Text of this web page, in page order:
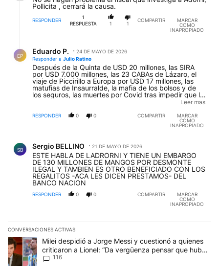
Pollicita , cerrará la causa.
RESPONDER
1
RESPUESTA
1 1
COMPARTIR
MARCAR
COMO
INAPROPIADO
EP
Eduardo P.
24 DE MAYO DE 2026
Responder a Julio Ratino
Después de la Quinta de U$D 20 millones, las SIRA
por U$D 7.000 millones, las 23 CABAs de Lázaro, el
viaje de Piccirillo a Europa por U$D 17 millones, las
matufias de Insaurralde, la mafia de los bolsos y de
los seguros, las muertes por Covid tras impedir que la
vacuna Pfizer se aplicara de inmediato... perseguir a
Distrae.-
EDITADO
Leer mas
RESPONDER 0 0 COMPARTIR
MARCAR
COMO
INAPROPIADO
SB Sergio BELLINO 21 DE MAYO DE 2026
ESTE HABLA DE LADRORNI Y TIENE UN EMBARGO
DE 130 MILLONES DE MANGOS POR DESMONTE
ILEGAL Y TAMBIEN ES OTRO BENEFICIADO CON LOS
REGALITOS -ACA LES DICEN PRESTAMOS- DEL
BANCO NACION
RESPONDER 0 0 COMPARTIR
MARCAR
COMO
INAPROPIADO
CONVERSACIONES ACTIVAS
Este listado muestra los artículos con más comentarios en los
Un artículo de tendencia con el título "Milei despidió a Jorge
Milei despidió a Jorge Messi y cuestionó a quienes
criticaron a Lionel: “Da vergüenza pensar que hubo
anti-Messi”
116